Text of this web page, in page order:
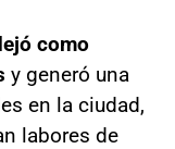
como
y generó una
en la ciudad,
labores de